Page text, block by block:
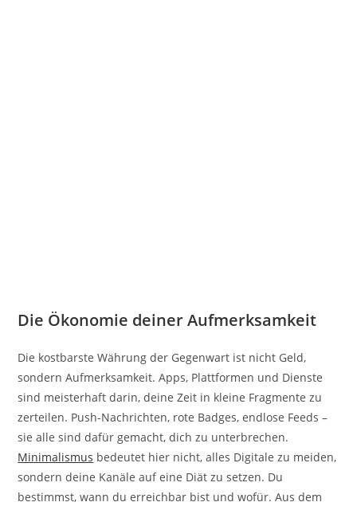
Die Ökonomie deiner Aufmerksamkeit
Die kostbarste Währung der Gegenwart ist nicht Geld,
sondern Aufmerksamkeit. Apps, Plattformen und Dienste
sind meisterhaft darin, deine Zeit in kleine Fragmente zu
zerteilen. Push-Nachrichten, rote Badges, endlose Feeds –
sie alle sind dafür gemacht, dich zu unterbrechen.
Minimalismus bedeutet hier nicht, alles Digitale zu meiden,
sondern deine Kanäle auf eine Diät zu setzen. Du
bestimmst, wann du erreichbar bist und wofür. Aus dem